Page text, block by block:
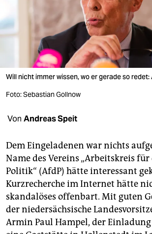
wahrheit
verlag
veranstaltungen
unterstützen
abo
genossenschaft
epaper login
Will nicht immer wissen, wo er gerade so
Foto: Sebastian Gollnow
Von Andreas Speit
Dem Eingeladenen war nichts
Name des Vereins „Arbeitskreis für
Politik“ (AfdP) hätte interessant
Kurzrecherche im Internet hätte
skandalöses offenbart. Mit guten
der niedersächsische
Armin Paul Hampel, der Einladung